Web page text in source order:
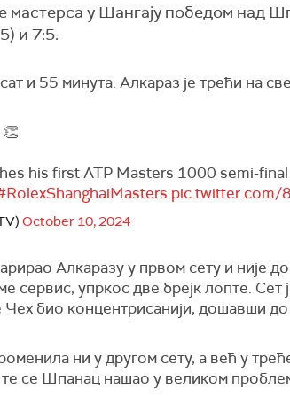
у Шангају победом над
и 7:5.
и 55 минута. Алкараз је трећи на
his first ATP Masters 1000 semi-
pic.twitter.com/
October 10, 2024
Алкаразу у првом сету и није
сервис, упркос две брејк лопте. Сет
Чех био концентрисанији, дошавши
ни у другом сету, а већ у
те се Шпанац нашао у великом